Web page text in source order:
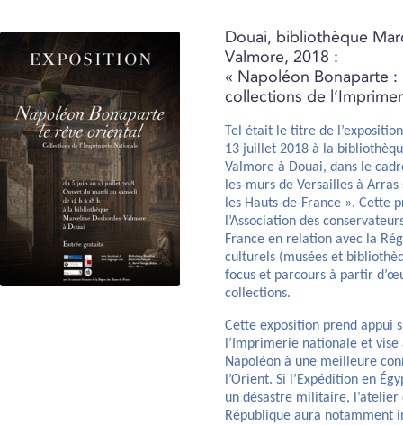
Douai, bibliothèque
Valmore, 2018 :
« Napoléon Bonaparte
collections de
Tel était le titre de
13 juillet 2018 à la
Valmore à Douai, dans le
les-murs de Versailles à
les Hauts-de-France ». Cette
l’Association des
France en relation avec la
culturels (musées et
focus et parcours à partir
collections.
Cette exposition prend appui
l’Imprimerie nationale et
Napoléon à une meilleure
l’Orient. Si l’Expédition en
un désastre militaire,
République aura notamment